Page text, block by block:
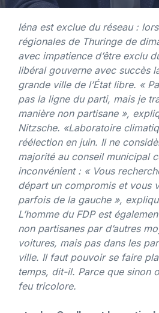
Iéna est exclue du réseau :
régionales de Thuringe de
avec impatience d’être exclu
libéral gouverne avec succès
grande ville de l’État libre. «
pas la ligne du parti, mais je
manière non partisane »,
Nitzsche. «Laboratoire
réélection en juin. Il ne
majorité au conseil municipal
inconvénient : « Vous
départ un compromis et vous
parfois de la gauche »,
L’homme du FDP est
non partisanes par d’autres
voitures, mais pas dans les
ville. Il faut pouvoir se faire
temps, dit-il. Parce que sinon
feu tricolore.